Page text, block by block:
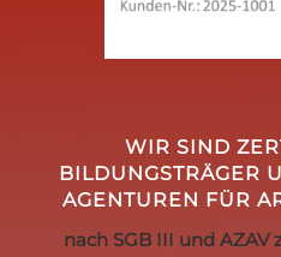
WIR SIND
BILDUNGSTRÄGER
AGENTUREN FÜR
nach SGB III und